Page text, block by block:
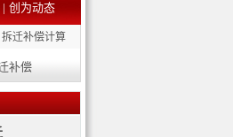
| 创为动态
拆迁补偿计算
补偿